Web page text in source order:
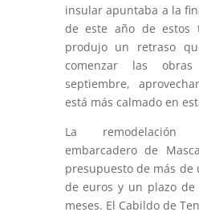
insular apuntaba a la
de este año de estos
produjo un retraso
comenzar las
septiembre,
está más calmado en
La remodelación
embarcadero de
presupuesto de más
de euros y un plazo de
meses. El Cabildo de